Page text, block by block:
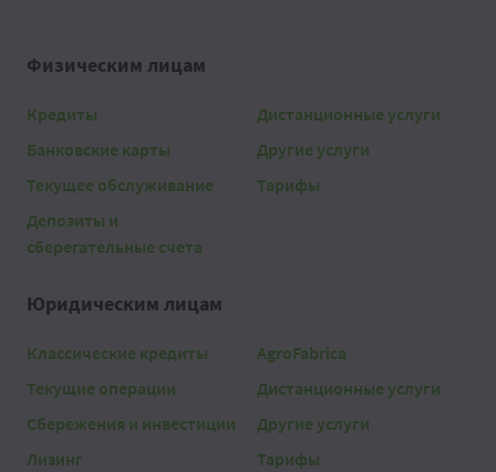
Физическим лицам
Кредиты
Банковские карты
Текущее обслуживание
Депозиты и
сберегательные счета
Дистанционные услуги
Другие услуги
Тарифы
Юридическим лицам
Классические кредиты
Текущие операции
Сбережения и инвестиции
Лизинг
AgroFabrica
Дистанционные услуги
Другие услуги
Тарифы